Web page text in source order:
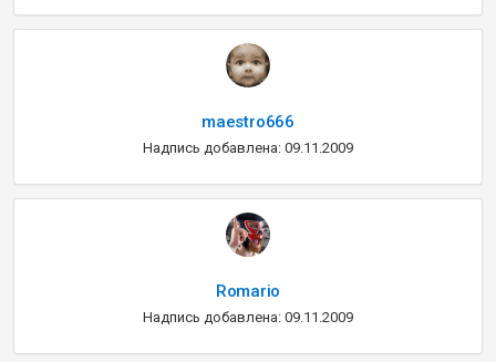
maestro666
Надпись добавлена: 09.11.2009
Romario
Надпись добавлена: 09.11.2009